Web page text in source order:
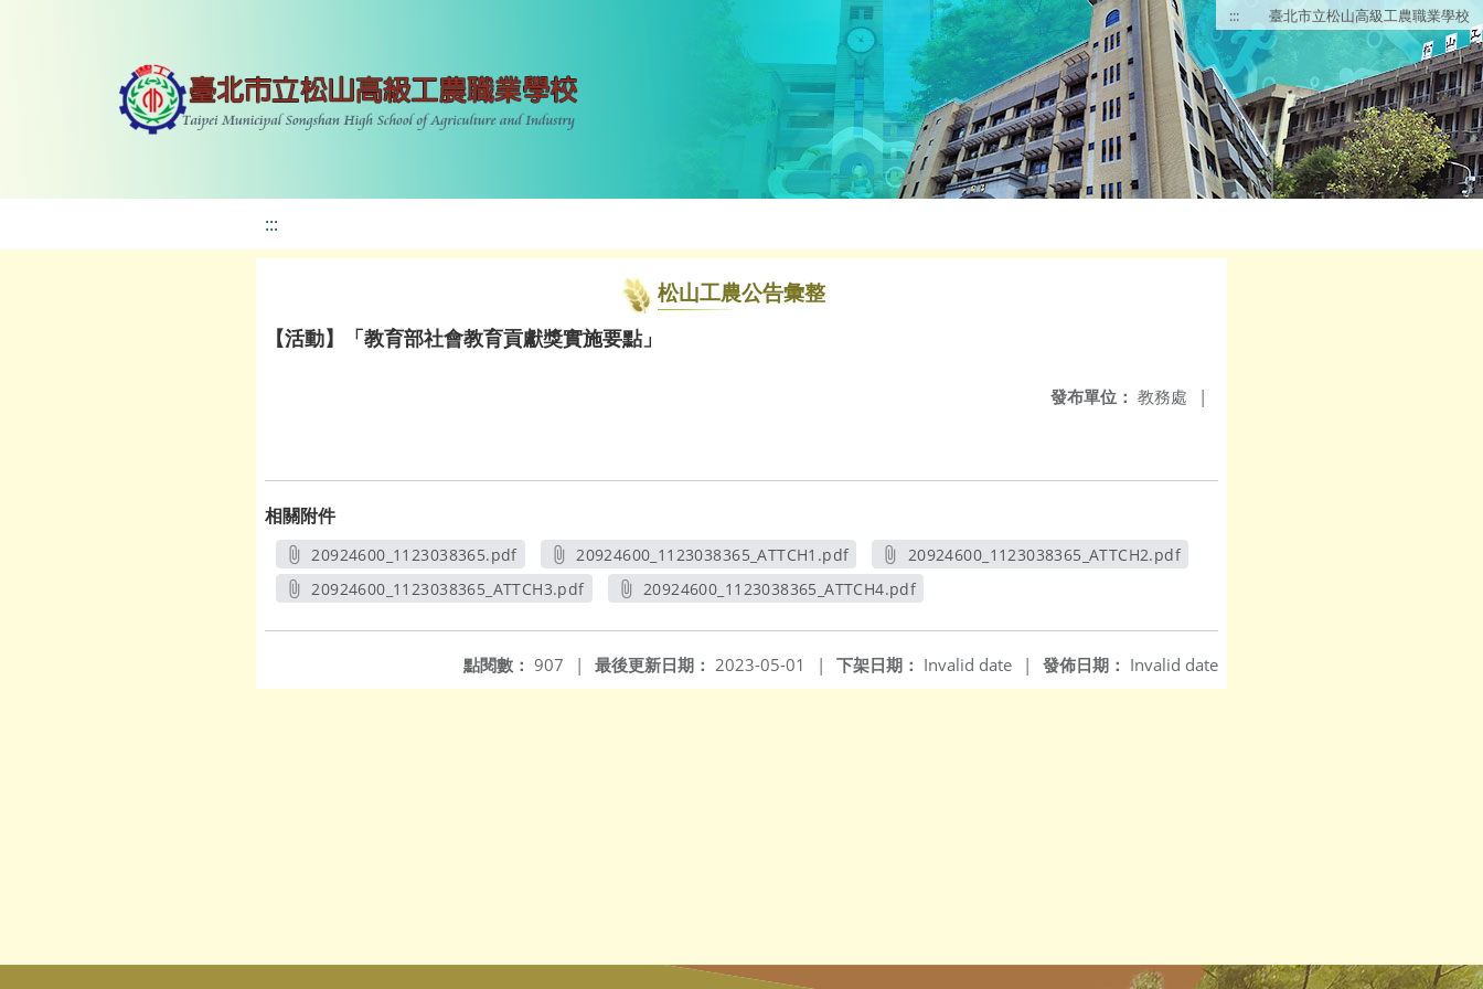
::: 臺北市立松山高級工農職業學校
:::
松山工農公告彙整
【活動】「教育部社會教育貢獻獎實施要點」
發布單位： 教務處 |
相關附件
20924600_1123038365.pdf
另開新視窗
20924600_1123038365_ATTCH1.pdf
另開新視窗
20924600_1123038365_ATTCH2.pdf
20924600_1123038365_ATTCH3.pdf
20924600_1123038365_ATTCH4.pdf
發佈日期： Invalid date
下架日期： Invalid date |
最後更新日期： 2023-05-01 |
點閱數： 907 |